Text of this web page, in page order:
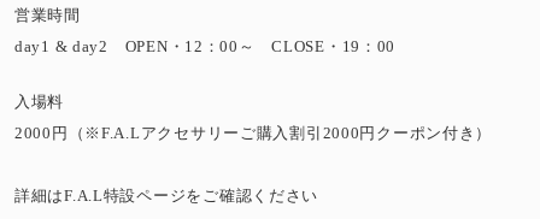
営業時間
day1 & day2 OPEN・12：00～ CLOSE・19：00
入場料
2000円（※F.A.Lアクセサリーご購入割引2000円クーポン付き）
詳細はF.A.L特設ページをご確認ください